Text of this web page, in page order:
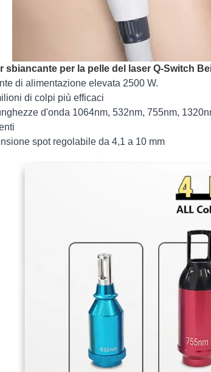
sbiancante per la pelle del laser Q-Switch
di alimentazione elevata 2500 W.
di colpi più efficaci
d'onda 1064nm, 532nm, 755nm,
spot regolabile da 4,1 a 10 mm